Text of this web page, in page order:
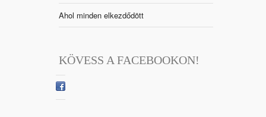
Ahol minden elkezdődött
KÖVESS A FACEBOOKON!